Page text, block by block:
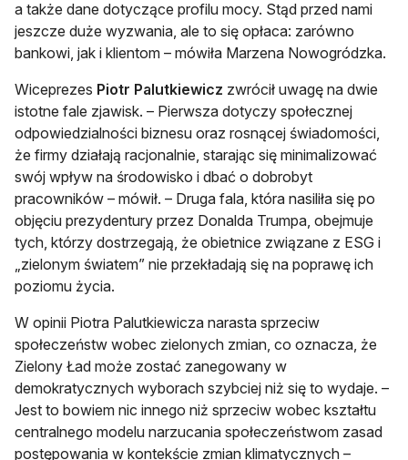
a także dane dotyczące profilu mocy. Stąd przed nami
jeszcze duże wyzwania, ale to się opłaca: zarówno
bankowi, jak i klientom – mówiła Marzena Nowogródzka.
Wiceprezes Piotr Palutkiewicz zwrócił uwagę na dwie
istotne fale zjawisk. – Pierwsza dotyczy społecznej
odpowiedzialności biznesu oraz rosnącej świadomości,
że firmy działają racjonalnie, starając się minimalizować
swój wpływ na środowisko i dbać o dobrobyt
pracowników – mówił. – Druga fala, która nasiliła się po
objęciu prezydentury przez Donalda Trumpa, obejmuje
tych, którzy dostrzegają, że obietnice związane z ESG i
„zielonym światem” nie przekładają się na poprawę ich
poziomu życia.
W opinii Piotra Palutkiewicza narasta sprzeciw
społeczeństw wobec zielonych zmian, co oznacza, że
Zielony Ład może zostać zanegowany w
demokratycznych wyborach szybciej niż się to wydaje. –
Jest to bowiem nic innego niż sprzeciw wobec kształtu
centralnego modelu narzucania społeczeństwom zasad
postępowania w kontekście zmian klimatycznych –